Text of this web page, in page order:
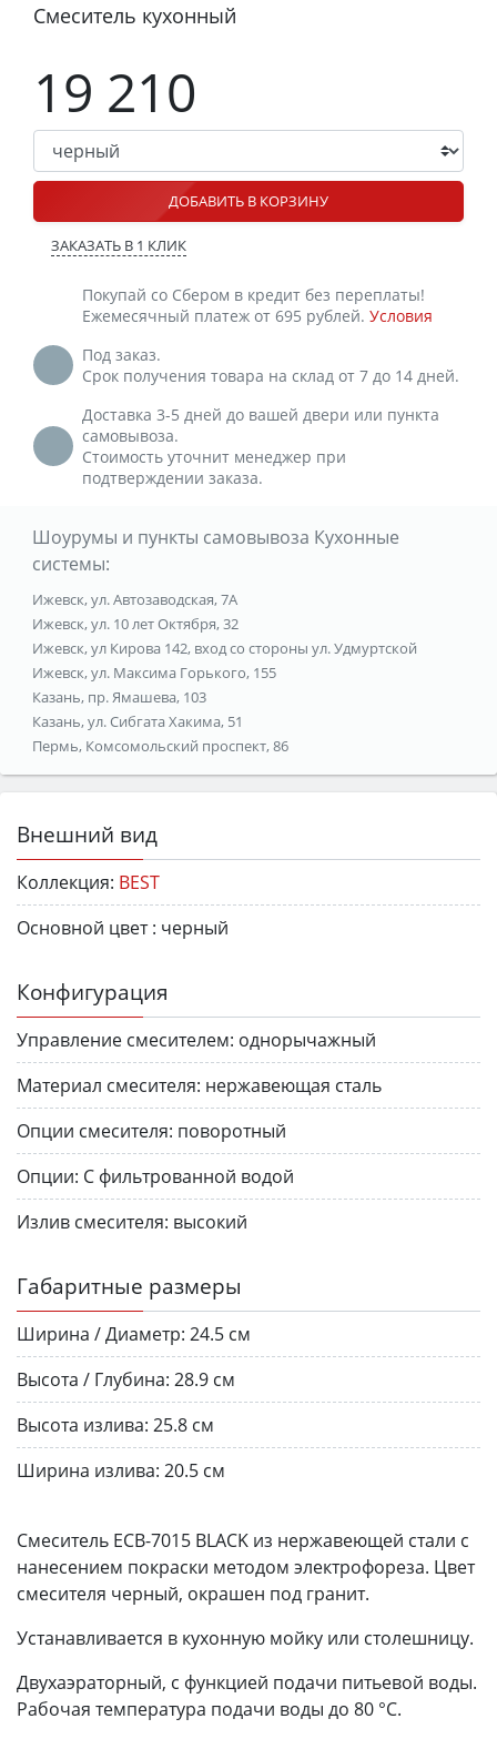
Смеситель кухонный
19 210
ДОБАВИТЬ В КОРЗИНУ
ЗАКАЗАТЬ В 1 КЛИК
Покупай со Сбером в кредит без переплаты!
Ежемесячный платеж от 695 рублей. Условия
Под заказ.
Срок получения товара на склад от 7 до 14 дней.
Доставка 3-5 дней до вашей двери или пункта
самовывоза.
Стоимость уточнит менеджер при
подтверждении заказа.
Шоурумы и пункты самовывоза Кухонные
системы:
Ижевск, ул. Автозаводская, 7А
Ижевск, ул. 10 лет Октября, 32
Ижевск, ул Кирова 142, вход со стороны ул. Удмуртской
Ижевск, ул. Максима Горького, 155
Казань, пр. Ямашева, 103
Казань, ул. Сибгата Хакима, 51
Пермь, Комсомольский проспект, 86
Внешний вид
Коллекция: BEST
Основной цвет : черный
Конфигурация
Управление смесителем: однорычажный
Материал смесителя: нержавеющая сталь
Опции смесителя: поворотный
Опции: С фильтрованной водой
Излив смесителя: высокий
Габаритные размеры
Ширина / Диаметр: 24.5 см
Высота / Глубина: 28.9 см
Высота излива: 25.8 см
Ширина излива: 20.5 см
Смеситель ЕСB-7015 BLACK из нержавеющей стали с
нанесением покраски методом электрофореза. Цвет
смесителя черный, окрашен под гранит.
Устанавливается в кухонную мойку или столешницу.
Двухаэраторный, с функцией подачи питьевой воды.
Рабочая температура подачи воды до 80 °С.